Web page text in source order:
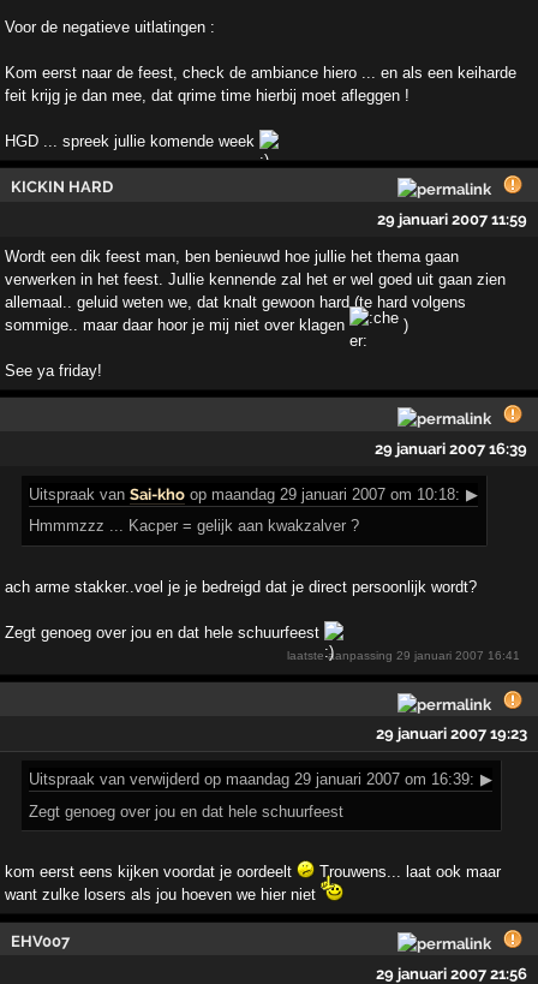
Voor de negatieve uitlatingen :
Kom eerst naar de feest, check de ambiance hiero ... en als een keiharde
feit krijg je dan mee, dat qrime time hierbij moet afleggen !
HGD ... spreek jullie komende week
KICKIN HARD
29 januari 2007 11:59
Wordt een dik feest man, ben benieuwd hoe jullie het thema gaan
verwerken in het feest. Jullie kennende zal het er wel goed uit gaan zien
allemaal.. geluid weten we, dat knalt gewoon hard (te hard volgens
sommige.. maar daar hoor je mij niet over klagen
)
See ya friday!
29 januari 2007 16:39
Uitspraak vanSai-kho op maandag 29 januari 2007 om 10:18: ▶
Hmmmzzz ... Kacper = gelijk aan kwakzalver ?
ach arme stakker..voel je je bedreigd dat je direct persoonlijk wordt?
Zegt genoeg over jou en dat hele schuurfeest
laatste aanpassing29 januari 2007 16:41
29 januari 2007 19:23
Uitspraak van verwijderd op maandag 29 januari 2007 om 16:39: ▶
Zegt genoeg over jou en dat hele schuurfeest
kom eerst eens kijken voordat je oordeelt
Trouwens... laat ook maar
want zulke losers als jou hoeven we hier niet
EHV007
29 januari 2007 21:56